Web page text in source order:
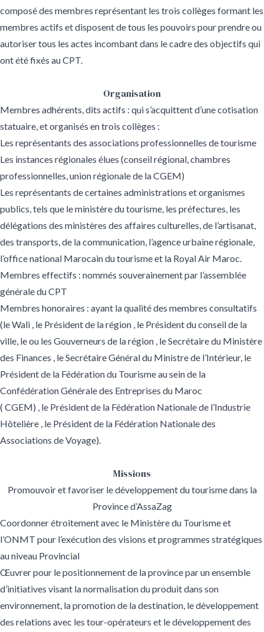
composé des membres représentant les trois collèges formant les
membres actifs et disposent de tous les pouvoirs pour prendre ou
autoriser tous les actes incombant dans le cadre des objectifs qui
ont été fixés au CPT.
Organisation
Membres adhérents, dits actifs : qui s’acquittent d’une cotisation
statuaire, et organisés en trois collèges :
Les représentants des associations professionnelles de tourisme
Les instances régionales élues (conseil régional, chambres
professionnelles, union régionale de la CGEM)
Les représentants de certaines administrations et organismes
publics, tels que le ministère du tourisme, les préfectures, les
délégations des ministères des affaires culturelles, de l’artisanat,
des transports, de la communication, l’agence urbaine régionale,
l’office national Marocain du tourisme et la Royal Air Maroc.
Membres effectifs : nommés souverainement par l’assemblée
générale du CPT
Membres honoraires : ayant la qualité des membres consultatifs
(le Wali , le Président de la région , le Président du conseil de la
ville, le ou les Gouverneurs de la région , le Secrétaire du Ministère
des Finances , le Secrétaire Général du Ministre de l’Intérieur, le
Président de la Fédération du Tourisme au sein de la
Confédération Générale des Entreprises du Maroc
( CGEM) , le Président de la Fédération Nationale de l’Industrie
Hôtelière , le Président de la Fédération Nationale des
Associations de Voyage).
Missions
Promouvoir et favoriser le développement du tourisme dans la
Province d’AssaZag
Coordonner étroitement avec le Ministère du Tourisme et
l’ONMT pour l’exécution des visions et programmes stratégiques
au niveau Provincial
Œuvrer pour le positionnement de la province par un ensemble
d’initiatives visant la normalisation du produit dans son
environnement, la promotion de la destination, le développement
des relations avec les tour-opérateurs et le développement des